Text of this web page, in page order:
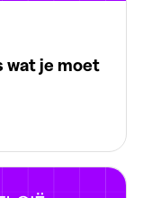
wat je moet